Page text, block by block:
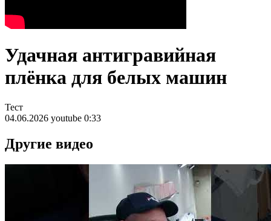
Удачная антигравийная
плёнка для белых машин
Тест
04.06.2026 youtube 0:33
Другие видео